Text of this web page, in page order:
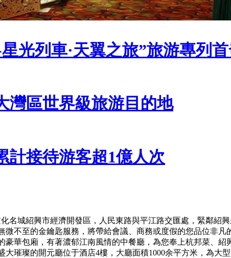
光列車·天翼之旅”旅游專列
灣區世界級旅游目的地
計接待游客超1億人次
名城紹興市經濟開發區，人民東路與平江路交匯處，緊鄰紹
至的金鑰匙服務，將帶給會議、商務或度假的您品位非凡
包廂，有著濃郁江南風情的中餐廳，為您奉上杭邦菜、紹
璀璨的開元廳位于酒店4樓，大廳面積1000余平方米，為大